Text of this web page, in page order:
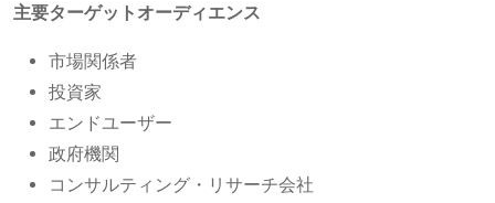
主要ターゲットオーディエンス
市場関係者
投資家
エンドユーザー
政府機関
コンサルティング・リサーチ会社